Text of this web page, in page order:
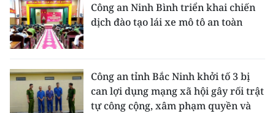
Công an Ninh Bình triển khai chiến
dịch đào tạo lái xe mô tô an toàn
Công an tỉnh Bắc Ninh khởi tố 3 bị
can lợi dụng mạng xã hội gây rối trật
tự công cộng, xâm phạm quyền và